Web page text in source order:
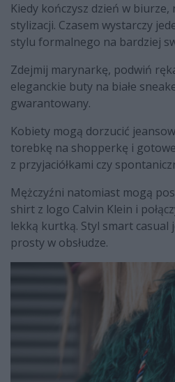
Kiedy kończysz dzień w biurze,
stylizacji. Czasem wystarczy
stylu formalnego na bardziej
Zdejmij marynarkę, podwiń
eleganckie buty na białe
gwarantowany.
Kobiety mogą dorzucić
torebkę na shopperkę i
z przyjaciółkami czy
Mężczyźni natomiast mogą
shirt z logo Calvin Klein i
lekką kurtką. Styl smart casual
prosty w obsłudze.